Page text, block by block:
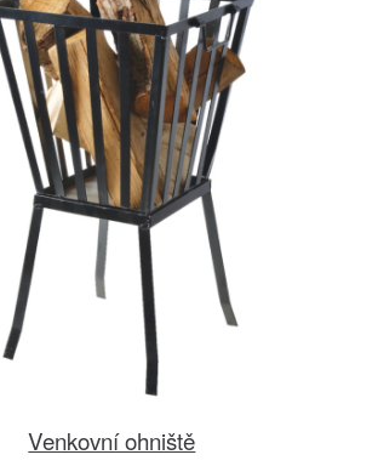
Venkovní ohniště